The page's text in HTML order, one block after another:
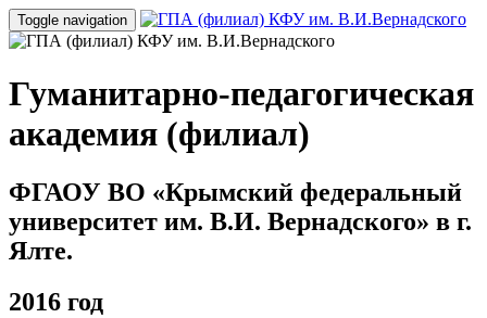
Toggle navigation
Гуманитарно-педагогическая
академия (филиал)
ФГАОУ ВО «Крымский федеральный
университет им. В.И. Вернадского» в г.
Ялте.
2016 год